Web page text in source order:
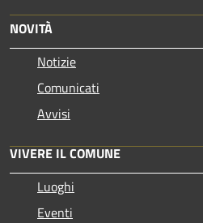
NOVITÀ
Notizie
Comunicati
Avvisi
VIVERE IL COMUNE
Luoghi
Eventi